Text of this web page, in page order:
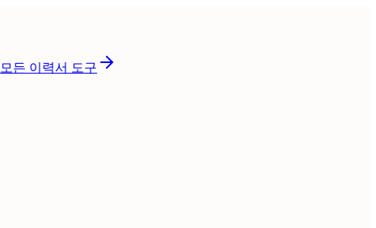
모든 이력서 도구